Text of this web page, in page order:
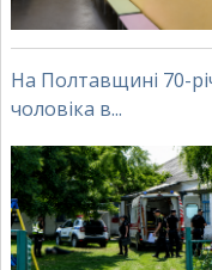
На Полтавщині 70-
чоловіка в...